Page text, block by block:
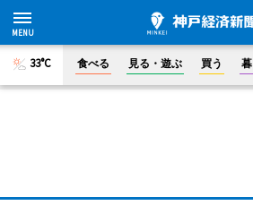
33°C 食べる 見る・遊ぶ 買う